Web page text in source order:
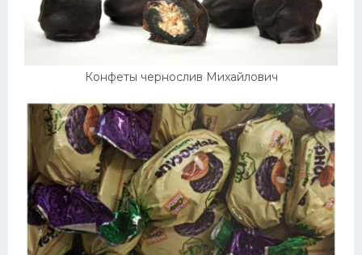
Конфеты чернослив Михайлович